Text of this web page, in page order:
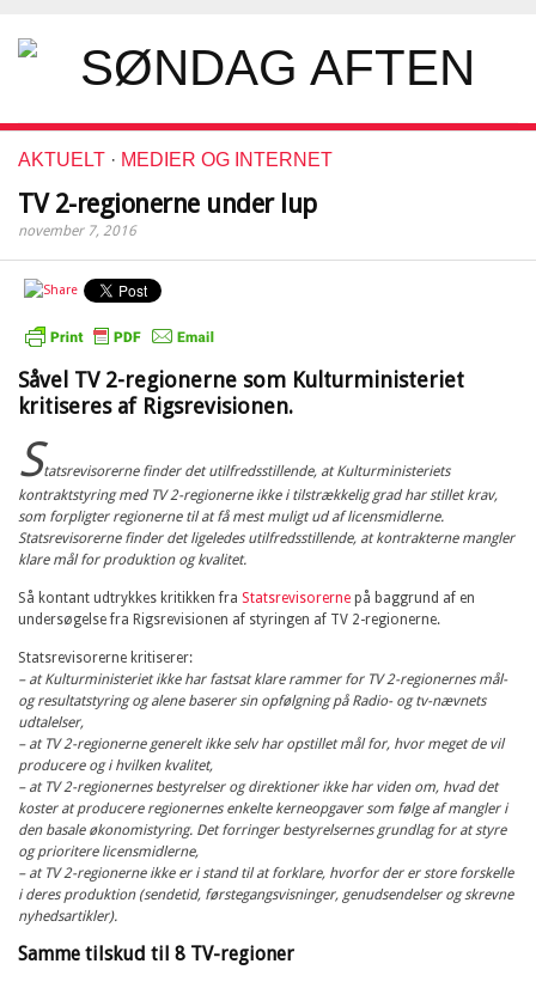
AKTUELT · MEDIER OG INTERNET
TV 2-regionerne under lup
november 7, 2016
Såvel TV 2-regionerne som Kulturministeriet
kritiseres af Rigsrevisionen.
Statsrevisorerne finder det utilfredsstillende, at Kulturministeriets
kontraktstyring med TV 2-regionerne ikke i tilstrækkelig grad har stillet krav,
som forpligter regionerne til at få mest muligt ud af licensmidlerne.
Statsrevisorerne finder det ligeledes utilfredsstillende, at kontrakterne mangler
klare mål for produktion og kvalitet.
Så kontant udtrykkes kritikken fra Statsrevisorerne på baggrund af en
undersøgelse fra Rigsrevisionen af styringen af TV 2-regionerne.
Statsrevisorerne kritiserer:
– at Kulturministeriet ikke har fastsat klare rammer for TV 2-regionernes mål-
og resultatstyring og alene baserer sin opfølgning på Radio- og tv-nævnets
udtalelser,
– at TV 2-regionerne generelt ikke selv har opstillet mål for, hvor meget de vil
producere og i hvilken kvalitet,
– at TV 2-regionernes bestyrelser og direktioner ikke har viden om, hvad det
kos­ter at producere regionernes enkelte kerneopgaver som følge af mangler i
den basale økonomistyring. Det forringer bestyrelsernes grundlag for at styre
og prioritere licensmidlerne,
– at TV 2-regionerne ikke er i stand til at forklare, hvorfor der er store forskelle
i deres produktion (sendetid, førstegangsvisninger, genudsendelser og skrevne
nyhedsartikler).
Samme tilskud til 8 TV-regioner